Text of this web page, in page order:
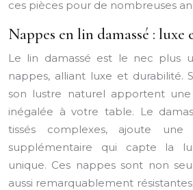
ces pièces pour de nombreuses
Nappes en lin damassé :
Le lin damassé est le nec plus
nappes, alliant luxe et durabilité.
son lustre naturel apportent une
inégalée à votre table. Le
tissés complexes, ajoute une
supplémentaire qui capte la
unique. Ces nappes sont non
aussi remarquablement